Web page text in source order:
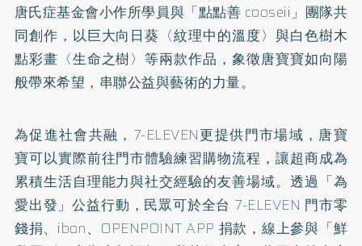
唐氏症基金會小作所學員與「點點善 cooseii」團隊共
同創作，以巨大向日葵〈紋理中的溫度〉與白色樹木
點彩畫〈生命之樹〉等兩款作品，象徵唐寶寶如向陽
般帶來希望，串聯公益與藝術的力量。
為促進社會共融，7-ELEVEN更提供門市場域，唐寶
寶可以實際前往門市體驗練習購物流程，讓超商成為
累積生活自理能力與社交經驗的友善場域。透過「為
愛出發」公益行動，民眾可於全台 7-ELEVEN 門市零
錢捐、ibon、OPENPOINT APP 捐款，線上參與「鮮